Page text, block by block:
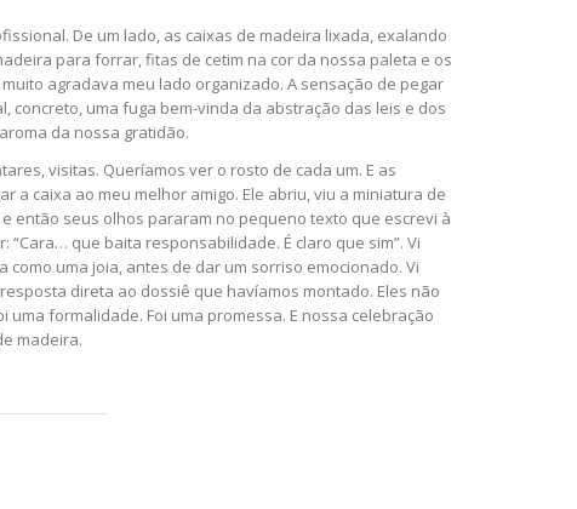
De um lado, as caixas de madeira lixada, exalando
para forrar, fitas de cetim na cor da nossa paleta e os
agradava meu lado organizado. A sensação de pegar
concreto, uma fuga bem-vinda da abstração das leis e dos
da nossa gratidão.
visitas. Queríamos ver o rosto de cada um. E as
caixa ao meu melhor amigo. Ele abriu, viu a miniatura de
então seus olhos pararam no pequeno texto que escrevi à
que baita responsabilidade. É claro que sim”. Vi
uma joia, antes de dar um sorriso emocionado. Vi
direta ao dossiê que havíamos montado. Eles não
formalidade. Foi uma promessa. E nossa celebração
madeira.